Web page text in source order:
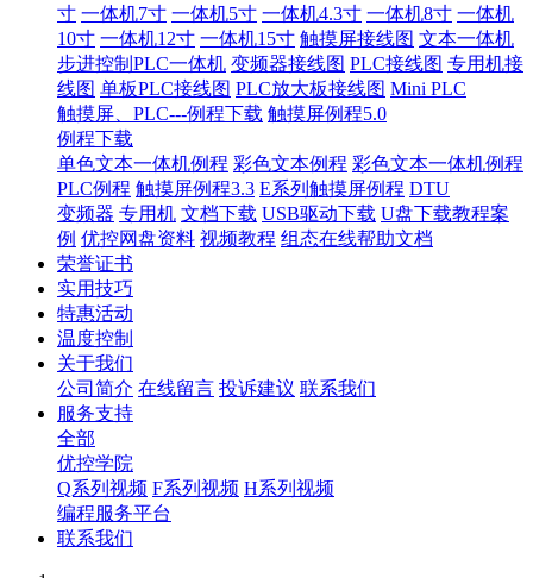
寸 一体机7寸 一体机5寸 一体机4.3寸 一体机8寸 一体机
10寸 一体机12寸 一体机15寸 触摸屏接线图 文本一体机
步进控制PLC一体机 变频器接线图 PLC接线图 专用机接
线图 单板PLC接线图 PLC放大板接线图 Mini PLC
触摸屏、PLC---例程下载 触摸屏例程5.0
例程下载
单色文本一体机例程 彩色文本例程 彩色文本一体机例程
PLC例程 触摸屏例程3.3 E系列触摸屏例程 DTU
变频器 专用机 文档下载 USB驱动下载 U盘下载教程案
例 优控网盘资料 视频教程 组态在线帮助文档
荣誉证书
实用技巧
特惠活动
温度控制
关于我们
公司简介 在线留言 投诉建议 联系我们
服务支持
全部
优控学院
Q系列视频 F系列视频 H系列视频
编程服务平台
联系我们